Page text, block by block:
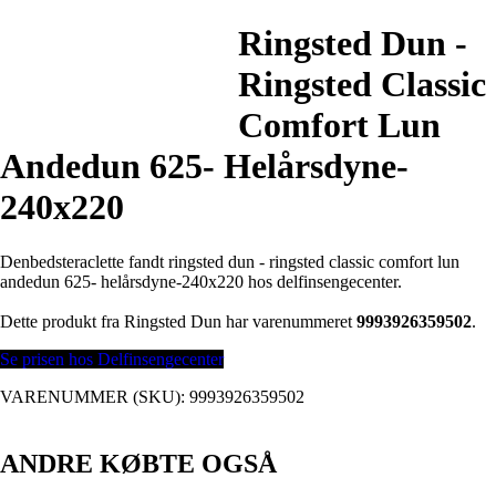
Ringsted Dun -
Ringsted Classic
Comfort Lun
Andedun 625- Helårsdyne-
240x220
Denbedsteraclette fandt ringsted dun - ringsted classic comfort lun
andedun 625- helårsdyne-240x220 hos delfinsengecenter.
Dette produkt fra Ringsted Dun har varenummeret 9993926359502.
Se prisen hos Delfinsengecenter
VARENUMMER (SKU): 9993926359502
ANDRE KØBTE OGSÅ